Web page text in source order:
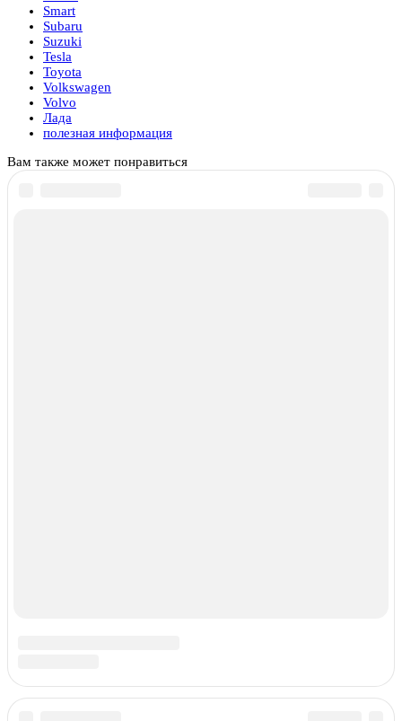
Smart
Subaru
Suzuki
Tesla
Toyota
Volkswagen
Volvo
Лада
полезная информация
Вам также может понравиться